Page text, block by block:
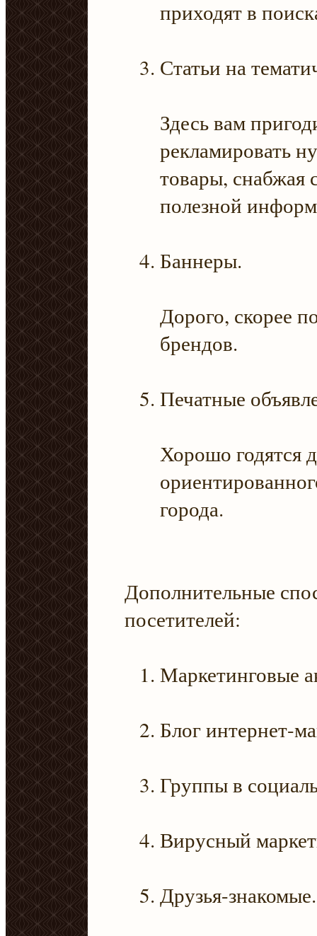
приходят в
Статьи на
Здесь вам
рекламировать
товары, снабжая
полезной
Баннеры.
Дорого, скорее
брендов.
Печатные
Хорошо годятся
города.
Дополнительные
посетителей:
Маркетинговые
Блог интернет-
Группы в
Вирусный
Друзья-знакомые.